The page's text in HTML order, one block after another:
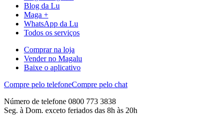
Blog da Lu
Maga +
WhatsApp da Lu
Todos os serviços
Comprar na loja
Vender no Magalu
Baixe o aplicativo
Compre pelo telefoneCompre pelo chat
Número de telefone 0800 773 3838
Seg. à Dom. exceto feriados das 8h às 20h